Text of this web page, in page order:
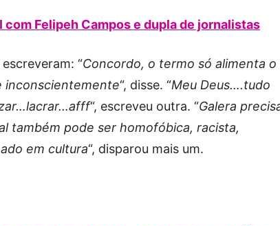
Felipeh Campos e dupla de jornalistas
“Concordo, o termo só alimenta o
inconscientemente“, disse. “Meu Deus….tudo
“, escreveu outra. “Galera
também pode ser homofóbica, racista,
em cultura“, disparou mais um.